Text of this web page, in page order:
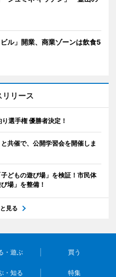
ル」開業、商業ゾーンは飲食5
リリース
選手権 優勝者決定！
共催で、公開学習会を開催しま
どもの遊び場」を検証！市民体
場」を整備！
見る
・遊ぶ 買う
・知る 特集